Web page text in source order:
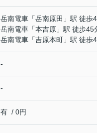
岳南電車 「岳南原田 」駅 徒歩
岳南電車 「本吉原 」駅 徒歩45
岳南電車 「吉原本町 」駅 徒歩
-
-
有 / 0円